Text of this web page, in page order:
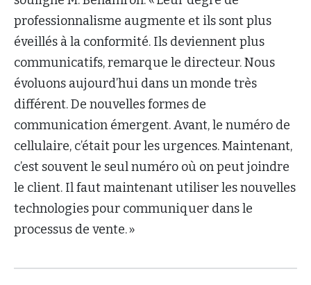
professionnalisme augmente et ils sont plus
éveillés à la conformité. Ils deviennent plus
communicatifs, remarque le directeur. Nous
évoluons aujourd’hui dans un monde très
différent. De nouvelles formes de
communication émergent. Avant, le numéro de
cellulaire, c’était pour les urgences. Maintenant,
c’est souvent le seul numéro où on peut joindre
le client. Il faut maintenant utiliser les nouvelles
technologies pour communiquer dans le
processus de vente. »